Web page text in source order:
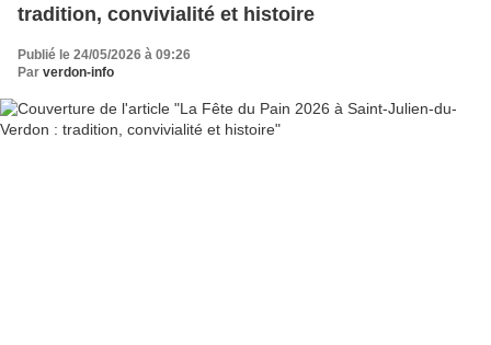
tradition, convivialité et histoire
Publié le 24/05/2026 à 09:26
Par verdon-info